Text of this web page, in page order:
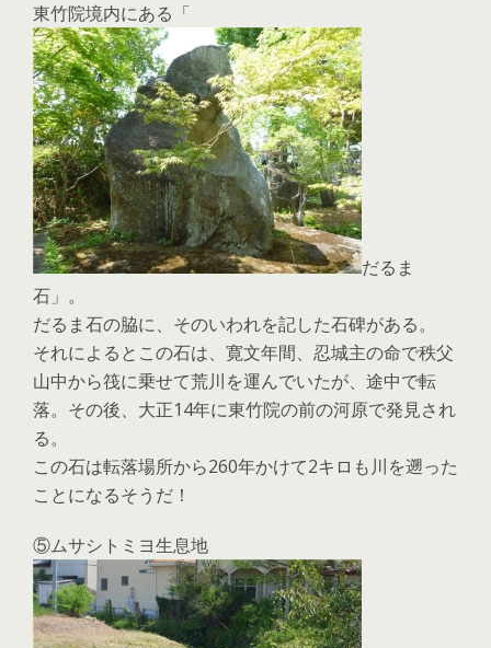
東竹院境内にある「
だるま
石」。
だるま石の脇に、そのいわれを記した石碑がある。
それによるとこの石は、寛文年間、忍城主の命で秩父
山中から筏に乗せて荒川を運んでいたが、途中で転
落。その後、大正14年に東竹院の前の河原で発見され
る。
この石は転落場所から260年かけて2キロも川を遡った
ことになるそうだ！
⑤ムサシトミヨ生息地